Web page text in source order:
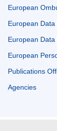
European
European
European
European
Publications
Agencies